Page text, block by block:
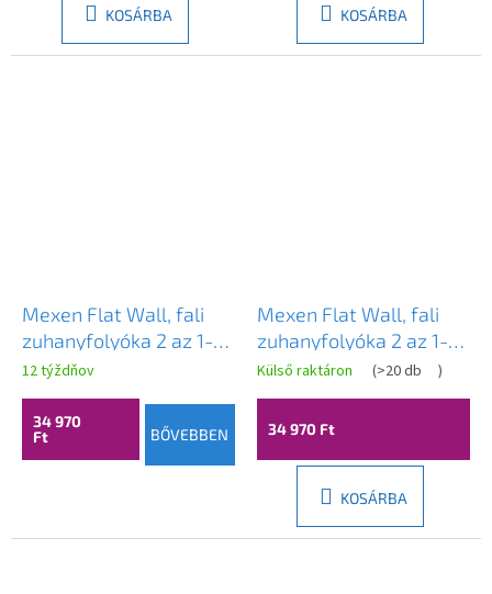
KOSÁRBA KOSÁRBA
Mexen Flat Wall, fali
zuhanyfolyóka 2 az 1-
ben, 70 cm, matt réz,
1C30070
12 týždňov
34 970
Ft
BŐVEBBEN
Mexen Flat Wall, fali
zuhanyfolyóka 2 az 1-
ben, 70 cm, szálcsiszolt
grafit, 1E30070
Külső raktáron (>20 db )
34 970 Ft
KOSÁRBA